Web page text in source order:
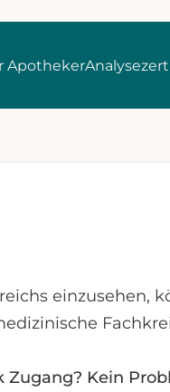
Apotheker
einzusehen,
Zugang? Kein